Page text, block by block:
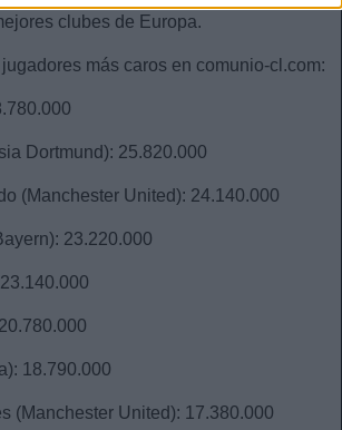
clubes de Europa.
más caros en comunio-cl.com:
Dortmund): 25.820.000
(Manchester United): 24.140.000
23.220.000
18.790.000
(Manchester United): 17.380.000